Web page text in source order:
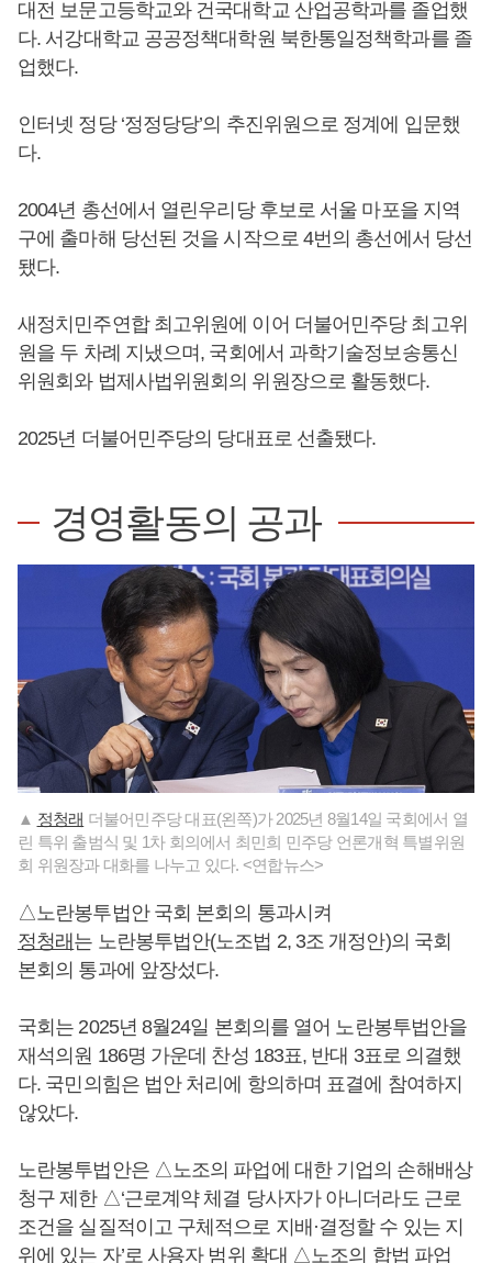
대전 보문고등학교와 건국대학교 산업공학과를 졸업했
다. 서강대학교 공공정책대학원 북한통일정책학과를 졸
업했다.
인터넷 정당 ‘정정당당’의 추진위원으로 정계에 입문했
다.
2004년 총선에서 열린우리당 후보로 서울 마포을 지역
구에 출마해 당선된 것을 시작으로 4번의 총선에서 당선
됐다.
새정치민주연합 최고위원에 이어 더불어민주당 최고위
원을 두 차례 지냈으며, 국회에서 과학기술정보송통신
위원회와 법제사법위원회의 위원장으로 활동했다.
2025년 더불어민주당의 당대표로 선출됐다.
경영활동의 공과
▲ 정청래 더불어민주당 대표(왼쪽)가 2025년 8월14일 국회에서 열
린 특위 출범식 및 1차 회의에서 최민희 민주당 언론개혁 특별위원
회 위원장과 대화를 나누고 있다. <연합뉴스>
△노란봉투법안 국회 본회의 통과시켜
정청래 는 노란봉투법안(노조법 2, 3조 개정안)의 국회
본회의 통과에 앞장섰다.
국회는 2025년 8월24일 본회의를 열어 노란봉투법안을
재석의원 186명 가운데 찬성 183표, 반대 3표로 의결했
다. 국민의힘은 법안 처리에 항의하며 표결에 참여하지
않았다.
노란봉투법안은 △노조의 파업에 대한 기업의 손해배상
청구 제한 △‘근로계약 체결 당사자가 아니더라도 근로
조건을 실질적이고 구체적으로 지배·결정할 수 있는 지
위에 있는 자’로 사용자 범위 확대 △노조의 합법 파업